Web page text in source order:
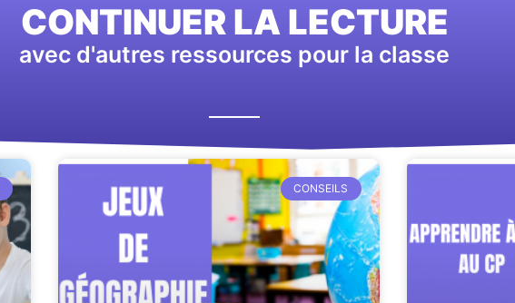
CONTINUER LA LECTURE
avec d'autres ressources pour la classe
CONSEILS